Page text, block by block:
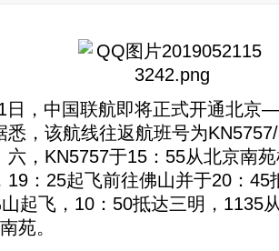
中国联航即将正式开通北京
悉，该航线往返航班号为
六，KN5757于15：55从北京南
19：25起飞前往佛山并于20：45
起飞，10：50抵达三明，1135
苑。